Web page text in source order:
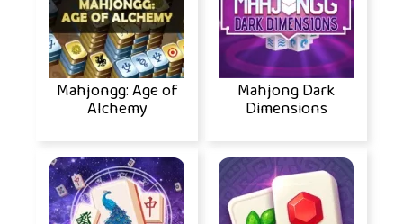
Mahjongg: Age of
Alchemy
Mahjong Dark
Dimensions